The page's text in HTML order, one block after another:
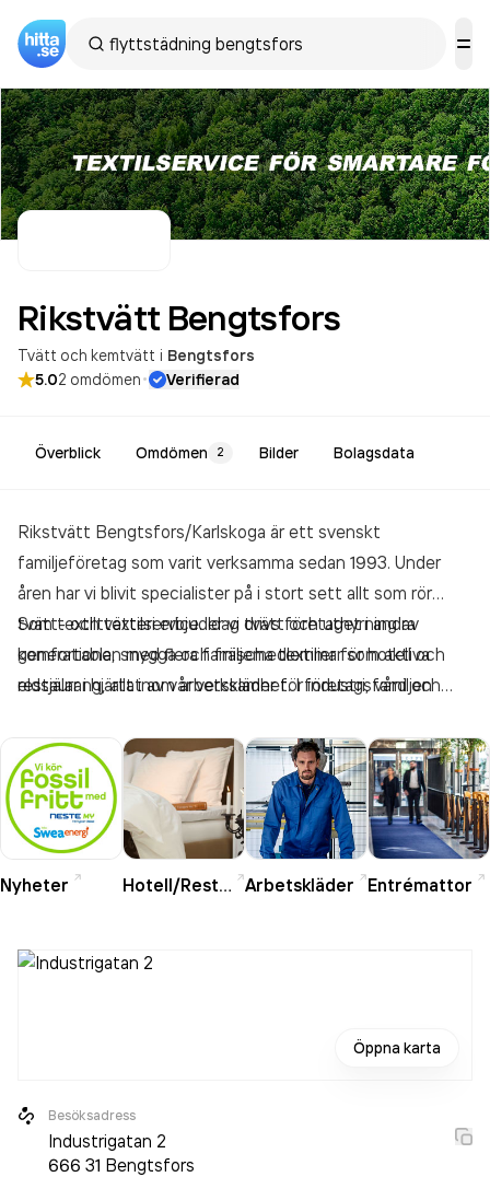
Rikstvätt Bengtsfors
Tvätt och kemtvätt i Bengtsfors
5.02 omdömen· Verifierad
Överblick Omdömen 2 Bilder Bolagsdata
Rikstvätt Bengtsfors/Karlskoga är ett svenskt
familjeföretag som varit verksamma sedan 1993. Under
åren har vi blivit specialister på i stort sett allt som rör
tvätt- och textilservice. Idag drivs företaget i andra
generationen med flera familjemedlemmar som aktiva
eldsjälar i hjärtat av vår verksamhet. I företagsfamiljen
anställda beroende på säsong.
Som textiltvätteri erbjuder vi tvätt och uthyrning av
komfortabla, snygga och fräscha textilier för hotell och
restaurang, allt inom arbetskläder för industri, vård och
Nyheter Hotell/Restaurang Arbetskläder Entrémattor
Öppna karta
Besöksadress
Industrigatan 2
666 31 Bengtsfors